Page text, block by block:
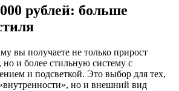
рублей: больше
вы получаете не только прирост
но и более стильную систему с
и подсветкой. Это выбор для тех,
но и внешний вид